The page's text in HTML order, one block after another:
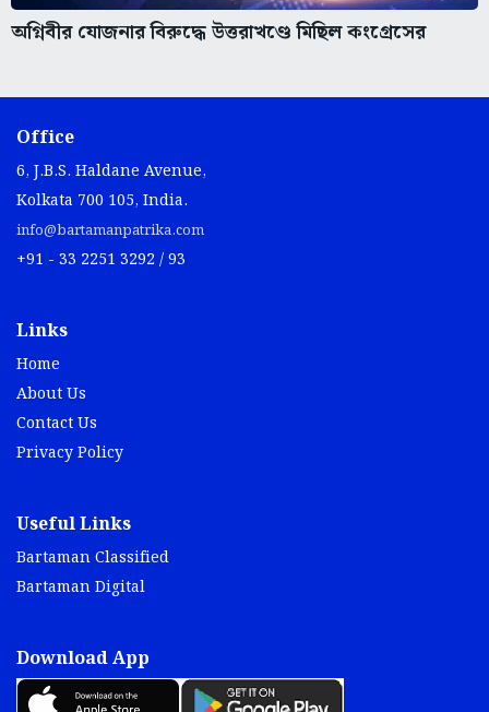
অগ্নিবীর যোজনার বিরুদ্ধে উত্তরাখণ্ডে মিছিল কংগ্রেসের
Office
6, J.B.S. Haldane Avenue,
Kolkata 700 105, India.
info@bartamanpatrika.com
+91 - 33 2251 3292 / 93
Links
Home
About Us
Contact Us
Privacy Policy
Useful Links
Bartaman Classified
Bartaman Digital
Download App